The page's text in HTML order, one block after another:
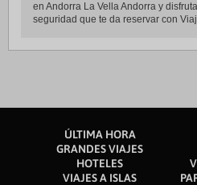
en Andorra La Vella Andorra y
seguridad que te da reservar con
ÚLTIMA HORA
GRANDES VIAJES
HOTELES
VIAJES A ISLAS